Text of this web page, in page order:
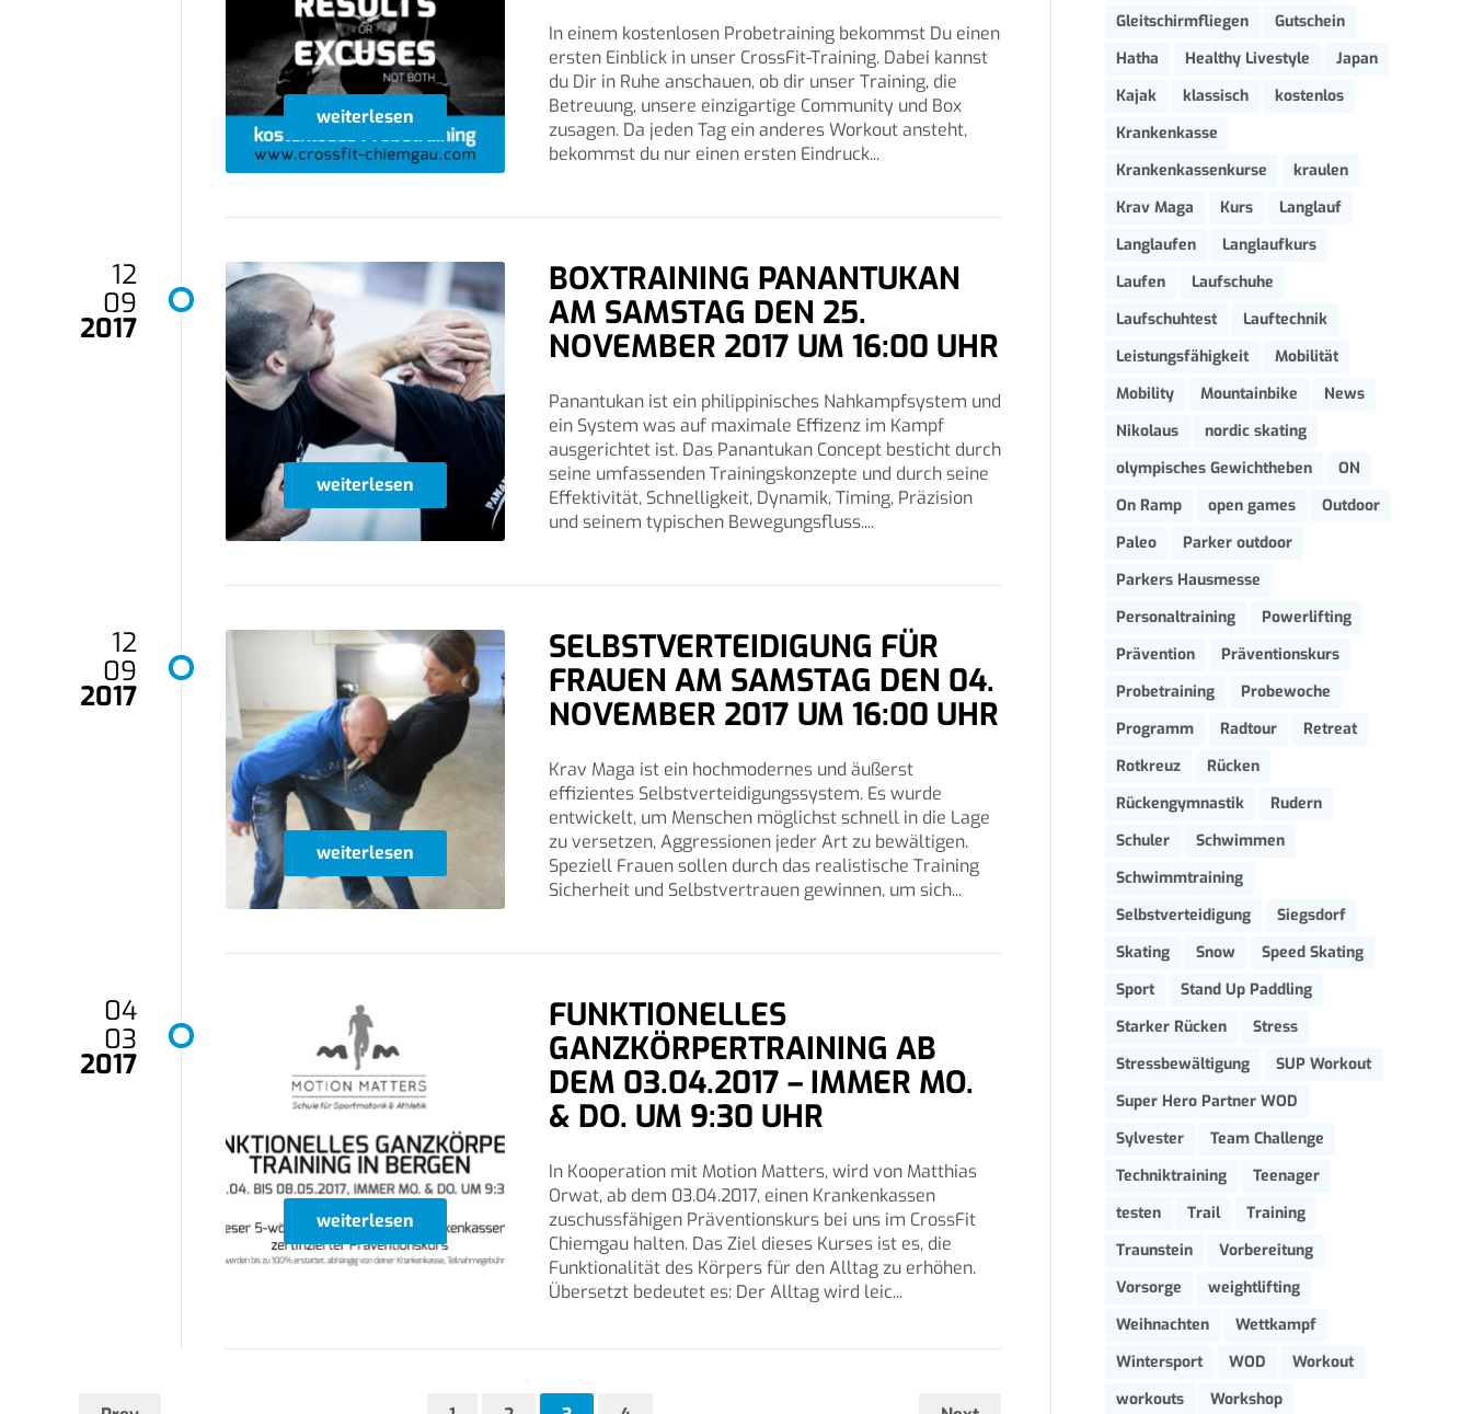
weiterlesen
In einem kostenlosen Probetraining bekommst Du einen
ersten Einblick in unser CrossFit-Training. Dabei kannst
du Dir in Ruhe anschauen, ob dir unser Training, die
Betreuung, unsere einzigartige Community und Box
zusagen. Da jeden Tag ein anderes Workout ansteht,
bekommst du nur einen ersten Eindruck...
weiterlesen
12
09
2017
BOXTRAINING PANANTUKAN
AM SAMSTAG DEN 25.
NOVEMBER 2017 UM 16:00 UHR
Panantukan ist ein philippinisches Nahkampfsystem und
ein System was auf maximale Effizenz im Kampf
ausgerichtet ist. Das Panantukan Concept besticht durch
seine umfassenden Trainingskonzepte und durch seine
Effektivität, Schnelligkeit, Dynamik, Timing, Präzision
und seinem typischen Bewegungsfluss....
weiterlesen
12
09
2017
SELBSTVERTEIDIGUNG FÜR
FRAUEN AM SAMSTAG DEN 04.
NOVEMBER 2017 UM 16:00 UHR
Krav Maga ist ein hochmodernes und äußerst
effizientes Selbstverteidigungssystem. Es wurde
entwickelt, um Menschen möglichst schnell in die Lage
zu versetzen, Aggressionen jeder Art zu bewältigen.
Speziell Frauen sollen durch das realistische Training
Sicherheit und Selbstvertrauen gewinnen, um sich...
weiterlesen
04
03
2017
FUNKTIONELLES
GANZKÖRPERTRAINING AB
DEM 03.04.2017 – IMMER MO.
& DO. UM 9:30 UHR
In Kooperation mit Motion Matters, wird von Matthias
Orwat, ab dem 03.04.2017, einen Krankenkassen
zuschussfähigen Präventionskurs bei uns im CrossFit
Chiemgau halten. Das Ziel dieses Kurses ist es, die
Funktionalität des Körpers für den Alltag zu erhöhen.
Übersetzt bedeutet es: Der Alltag wird leic...
Gleitschirmfliegen
Gutschein
Hatha
Healthy Livestyle
Japan
Kajak
klassisch
kostenlos
Krankenkasse
Krankenkassenkurse
kraulen
Krav Maga
Kurs
Langlauf
Langlaufen
Langlaufkurs
Laufen
Laufschuhe
Laufschuhtest
Lauftechnik
Leistungsfähigkeit
Mobilität
Mobility
Mountainbike
News
Nikolaus
nordic skating
olympisches Gewichtheben
ON
On Ramp
open games
Outdoor
Paleo
Parker outdoor
Parkers Hausmesse
Personaltraining
Powerlifting
Prävention
Präventionskurs
Probetraining
Probewoche
Programm
Radtour
Retreat
Rotkreuz
Rücken
Rückengymnastik
Rudern
Schuler
Schwimmen
Schwimmtraining
Selbstverteidigung
Siegsdorf
Skating
Snow
Speed Skating
Sport
Stand Up Paddling
Starker Rücken
Stress
Stressbewältigung
SUP Workout
Super Hero Partner WOD
Sylvester
Team Challenge
Techniktraining
Teenager
testen
Trail
Training
Traunstein
Vorbereitung
Vorsorge
weightlifting
Weihnachten
Wettkampf
Wintersport
WOD
Workout
workouts
Workshop